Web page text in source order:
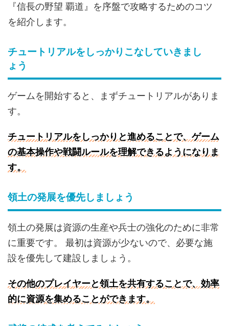
『信長の野望 覇道』を序盤で攻略するためのコツ
を紹介します。
チュートリアルをしっかりこなしていきまし
ょう
ゲームを開始すると、まずチュートリアルがありま
す。
チュートリアルをしっかりと進めることで、ゲーム
の基本操作や戦闘ルールを理解できるようになりま
す。
領土の発展を優先しましょう
領土の発展は資源の生産や兵士の強化のために非常
に重要です。 最初は資源が少ないので、必要な施
設を優先して建設しましょう。
その他のプレイヤーと領土を共有することで、効率
的に資源を集めることができます。